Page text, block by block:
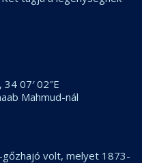
34 07′ 02″E
Mahmud-nál
volt, melyet 1873-